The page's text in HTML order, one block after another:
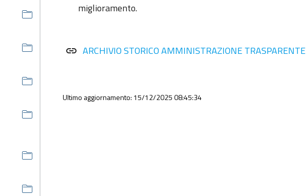
miglioramento.
link ARCHIVIO STORICO AMMINISTRAZIONE TRASPARENTE
Ultimo aggiornamento: 15/12/2025 08:45:34